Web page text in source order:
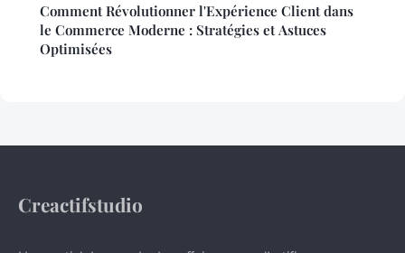
Comment Révolutionner l'Expérience Client dans
le Commerce Moderne : Stratégies et Astuces
Optimisées
Creactifstudio